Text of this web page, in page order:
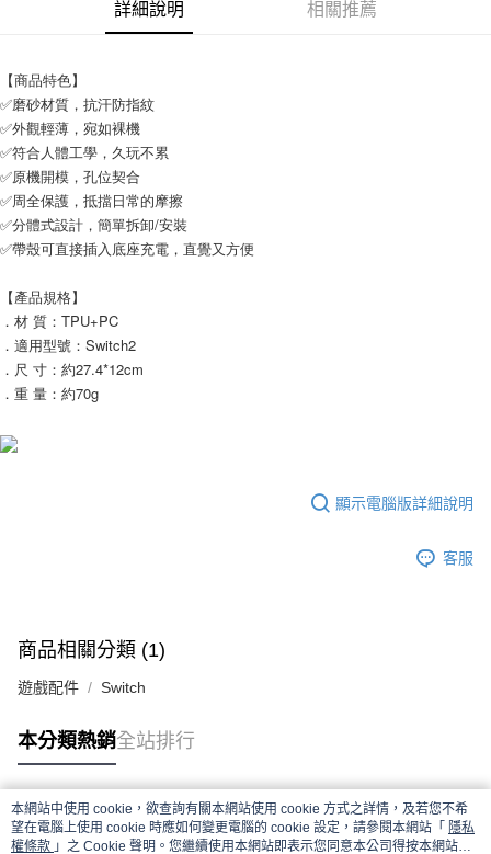
詳細說明 相關推薦
【商品特色】
✅磨砂材質，抗汗防指紋
✅外觀輕薄，宛如裸機
✅符合人體工學，久玩不累
✅原機開模，孔位契合
✅周全保護，抵擋日常的摩擦
✅分體式設計，簡單拆卸/安裝
✅帶殼可直接插入底座充電，直覺又方便
【產品規格】
．材 質：TPU+PC
．適用型號：Switch2
．尺 寸：約27.4*12cm
．重 量：約70g
顯示電腦版詳細說明
客服
商品相關分類 (1)
遊戲配件 Switch
本分類熱銷全站排行
熱門標籤
本網站中使用 cookie，欲查詢有關本網站使用 cookie 方式之詳情，及若您不希
望在電腦上使用 cookie 時應如何變更電腦的 cookie 設定，請參閱本網站「 隱私
權條款 」之 Cookie 聲明。您繼續使用本網站即表示您同意本公司得按本網站使